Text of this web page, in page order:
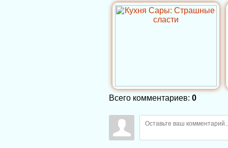
Всего комментариев: 0